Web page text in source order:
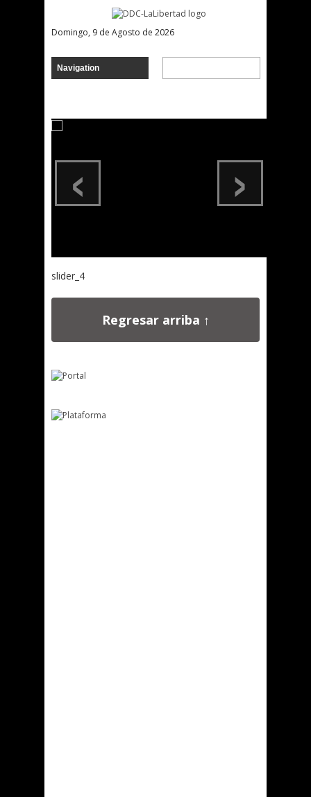
Domingo, 9 de Agosto de 2026
›
‹
slider_4
Regresar arriba ↑